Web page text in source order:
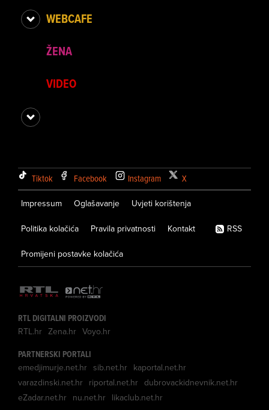
WEBCAFE
ŽENA
VIDEO
Tiktok Facebook Instagram X
Impressum Oglašavanje Uvjeti korištenja
Politika kolačića Pravila privatnosti Kontakt
Promijeni postavke kolačića
RSS
RTL DIGITALNI PROIZVODI
RTL.hr Zena.hr Voyo.hr
PARTNERSKI PORTALI
emedjimurje.net.hr sib.net.hr kaportal.net.hr
varazdinski.net.hr riportal.net.hr dubrovackidnevnik.net.hr
eZadar.net.hr nu.net.hr likaclub.net.hr